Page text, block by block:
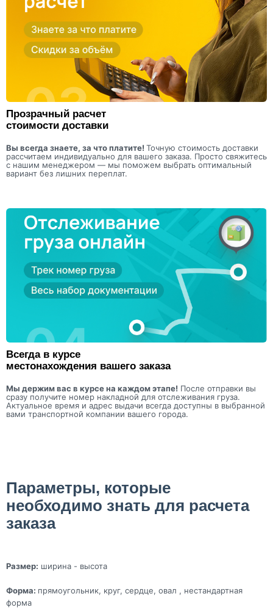
Прозрачный расчет
стоимости доставки
Вы всегда знаете, за что платите! Точную стоимость доставки
рассчитаем индивидуально для вашего заказа. Просто свяжитесь
с нашим менеджером — мы поможем выбрать оптимальный
вариант без лишних переплат.
Всегда в курсе
местонахождения вашего заказа
Мы держим вас в курсе на каждом этапе! После отправки вы
сразу получите номер накладной для отслеживания груза.
Актуальное время и адрес выдачи всегда доступны в выбранной
вами транспортной компании вашего города.
Параметры, которые
необходимо знать для расчета
заказа
Размер: ширина - высота
Форма: прямоугольник, круг, сердце, овал , нестандартная
форма